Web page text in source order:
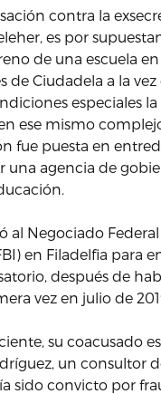
contra la
es por
de una escuela
de Ciudadela a la vez
especiales
ese mismo
fue puesta en
una agencia de
al Negociado
en Filadelfia para
después de
vez en julio de
su coacusado es
un consultor
sido convicto por